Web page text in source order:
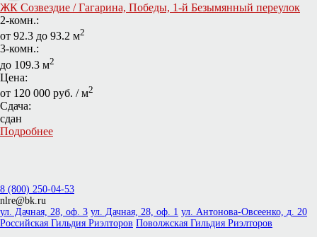
ЖК Созвездие / Гагарина, Победы, 1-й Безымянный переулок
2-комн.:
от 92.3 до 93.2 м2
3-комн.:
до 109.3 м2
Цена:
от 120 000 руб. / м2
Сдача:
сдан
Подробнее
8 (800) 250-04-53
nlre@bk.ru
ул. Дачная, 28, оф. 3 ул. Дачная, 28, оф. 1 ул. Антонова-Овсеенко, д. 20
Российская Гильдия Риэлторов Поволжская Гильдия Риэлторов